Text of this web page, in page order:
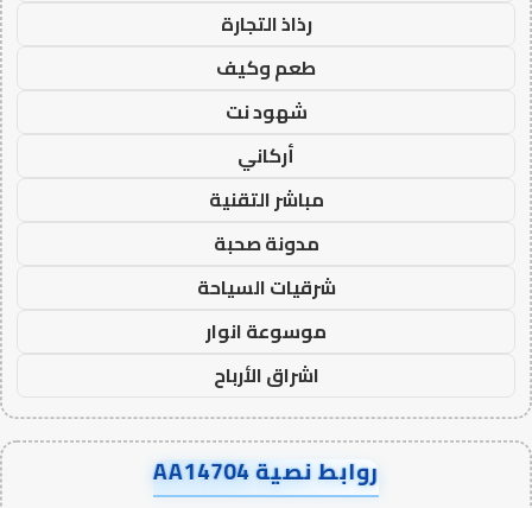
رذاذ التجارة
طعم وكيف
شهود نت
أركاني
مباشر التقنية
مدونة صحبة
شرقيات السياحة
موسوعة انوار
اشراق الأرباح
روابط نصية AA14704